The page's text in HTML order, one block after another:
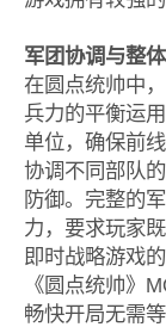
军团协调与整
在圆点统帅中
兵力的平衡运
单位，确保前
协调不同部队
防御。完整的
力，要求玩家
即时战略游戏
《圆点统帅》
畅快开局无需